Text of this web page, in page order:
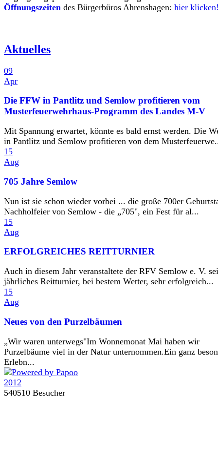
Öffnungszeiten des Bürgerbüros Ahrenshagen: hier
Aktuelles
09
Apr
Die FFW in Pantlitz und Semlow profitieren vom
Musterfeuerwehrhaus-Programm des Landes M-V
Mit Spannung erwartet, könnte es bald ernst werden. Die
in Pantlitz und Semlow profitieren von dem
15
Aug
705 Jahre Semlow
Nun ist sie schon wieder vorbei ... die große 700er
Nachholfeier von Semlow - die „705", ein Fest für al...
15
Aug
ERFOLGREICHES REITTURNIER
Auch in diesem Jahr veranstaltete der RFV Semlow e. V.
jährliches Reitturnier, bei bestem Wetter, sehr erfolgreich...
15
Aug
Neues von den Purzelbäumen
„Wir waren unterwegs"Im Wonnemonat Mai haben wir
Purzelbäume viel in der Natur unternommen.Ein ganz
Erlebn...
540510 Besucher